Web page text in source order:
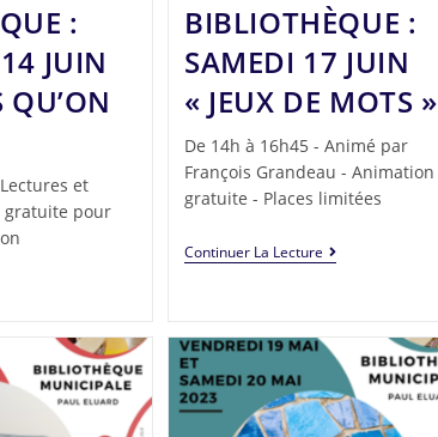
:
JUIN
QU’ON
et
gratuite pour
BIBLIOTHÈQUE :
SAMEDI 17 JUIN
« JEUX DE MOTS »
De 14h à 16h45 - Animé par
François Grandeau - Animation
gratuite - Places limitées
Continuer La Lecture